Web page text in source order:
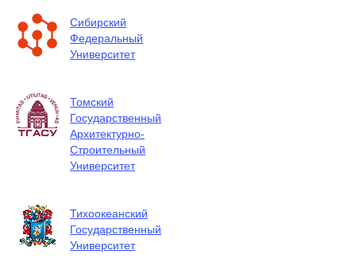
Сибирский
Федеральный
Университет
Томский
Государственный
Архитектурно-
Строительный
Университет
Тихоокеанский
Государственный
Университет